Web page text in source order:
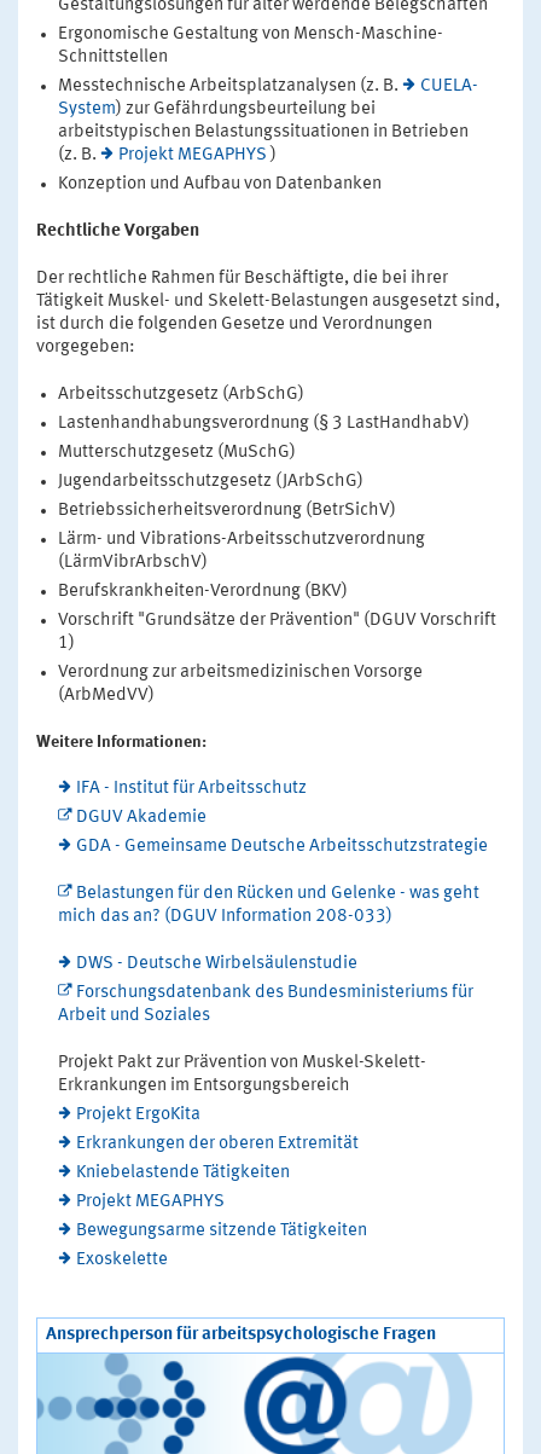
Gestaltungslösungen für älter werdende Belegschaften
Ergonomische Gestaltung von Mensch-Maschine-
Schnittstellen
Messtechnische Arbeitsplatzanalysen (z. B.
CUELA-
System) zur Gefährdungsbeurteilung bei
arbeitstypischen Belastungssituationen in Betrieben
(z. B.
Projekt MEGAPHYS )
Konzeption und Aufbau von Datenbanken
Rechtliche Vorgaben
Der rechtliche Rahmen für Beschäftigte, die bei ihrer
Tätigkeit Muskel- und Skelett-Belastungen ausgesetzt sind,
ist durch die folgenden Gesetze und Verordnungen
vorgegeben:
Arbeitsschutzgesetz (ArbSchG)
Lastenhandhabungsverordnung (§ 3 LastHandhabV)
Mutterschutzgesetz (MuSchG)
Jugendarbeitsschutzgesetz (JArbSchG)
Betriebssicherheitsverordnung (BetrSichV)
Lärm- und Vibrations-Arbeitsschutzverordnung
(LärmVibrArbschV)
Berufskrankheiten-Verordnung (BKV)
Vorschrift "Grundsätze der Prävention" (DGUV Vorschrift
1)
Verordnung zur arbeitsmedizinischen Vorsorge
(ArbMedVV)
Weitere Informationen:
IFA - Institut für Arbeitsschutz
DGUV Akademie
GDA - Gemeinsame Deutsche Arbeitsschutzstrategie
Belastungen für den Rücken und Gelenke - was geht
mich das an? (DGUV Information 208-033)
DWS - Deutsche Wirbelsäulenstudie
Forschungsdatenbank des Bundesministeriums für
Arbeit und Soziales
Projekt Pakt zur Prävention von Muskel-Skelett-
Erkrankungen im Entsorgungsbereich
Projekt ErgoKita
Erkrankungen der oberen Extremität
Kniebelastende Tätigkeiten
Projekt MEGAPHYS
Bewegungsarme sitzende Tätigkeiten
Exoskelette
Ansprechperson für arbeitspsychologische Fragen